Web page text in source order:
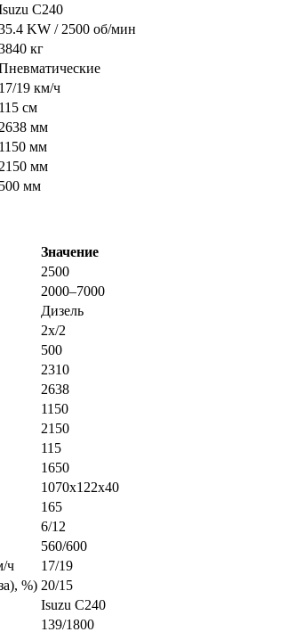
C240
KW / 2500 об/мин
кг
17/19 км/ч
115 см
2638 мм
1150 мм
2150 мм
500 мм
Значение
2500
2000–7000
Дизель
2х/2
500
2310
2638
1150
2150
115
1650
1070х122х40
165
6/12
560/600
ч
17/19
%) 20/15
Isuzu C240
139/1800